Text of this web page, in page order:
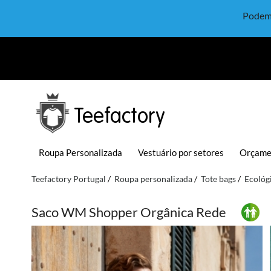
Teefactory
Roupa Personalizada Vestuário por setores
Teefactory Portugal Roupa personalizada Tote bags
Saco WM Shopper Orgânica Rede